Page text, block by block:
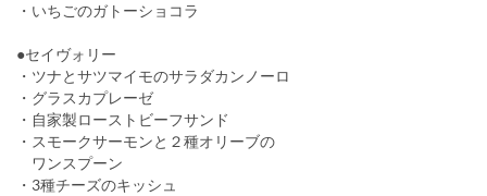
・いちごのガトーショコラ
●セイヴォリー
・ツナとサツマイモのサラダカンノーロ
・グラスカプレーゼ
・自家製ローストビーフサンド
・スモークサーモンと２種オリーブの
ワンスプーン
・3種チーズのキッシュ